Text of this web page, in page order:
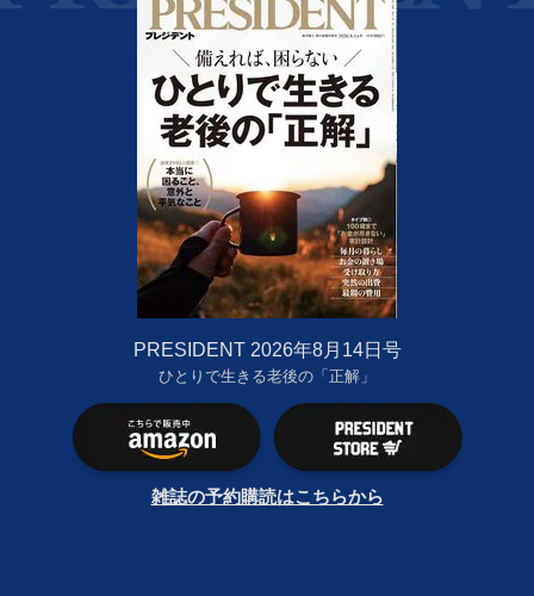
PRESIDENT 2026年8月14日号
ひとりで生きる老後の「正解」
雑誌の予約購読はこちらから